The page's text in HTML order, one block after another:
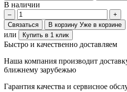
В наличии
–
+
Связаться
В корзину Уже в корзине
или Купить в 1 клик
Быстро и качественно доставляем
Наша компания производит
ближнему зарубежью
Гарантия качества и сервисное